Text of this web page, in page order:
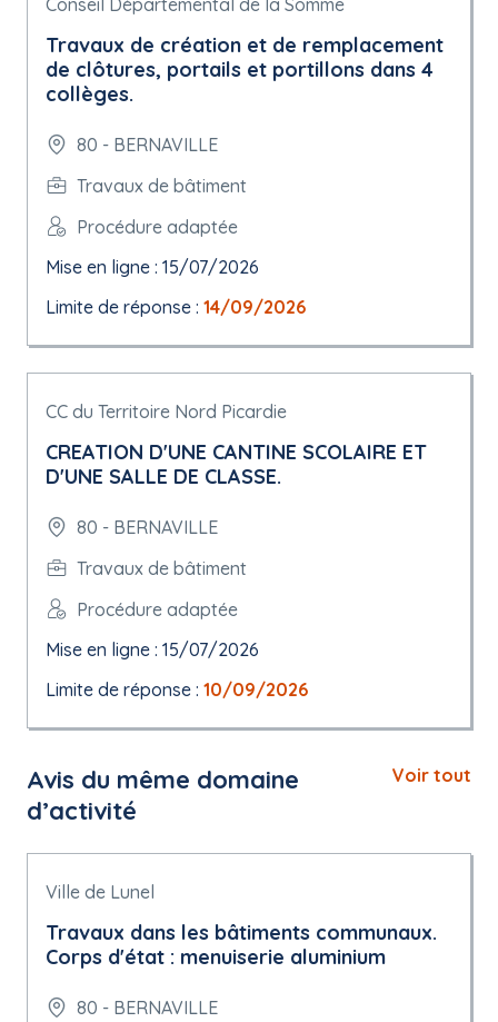
Conseil Départemental de la Somme
Travaux de création et de remplacement
de clôtures, portails et portillons dans 4
collèges.
80 - BERNAVILLE
Travaux de bâtiment
Procédure adaptée
Mise en ligne : 15/07/2026
Limite de réponse : 14/09/2026
CC du Territoire Nord Picardie
CREATION D'UNE CANTINE SCOLAIRE ET
D'UNE SALLE DE CLASSE.
80 - BERNAVILLE
Travaux de bâtiment
Procédure adaptée
Mise en ligne : 15/07/2026
Limite de réponse : 10/09/2026
Avis du même domaine
d’activité
Voir tout
Ville de Lunel
Travaux dans les bâtiments communaux.
Corps d'état : menuiserie aluminium
80 - BERNAVILLE